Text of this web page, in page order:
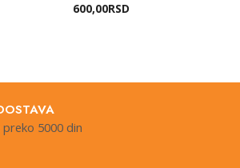
600,00RSD
5000 din